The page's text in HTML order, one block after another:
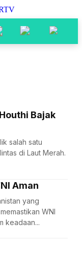
Bajak
salah satu
di Laut Merah.
Aman
yang
WNI
keadaan...